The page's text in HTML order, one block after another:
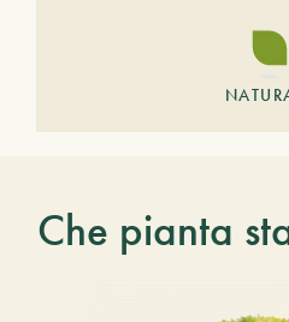
Che pianta